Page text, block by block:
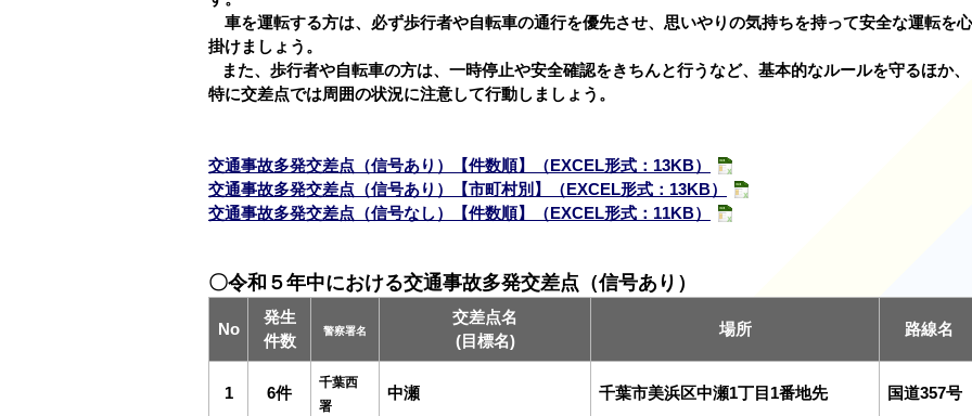
車を運転する方は、必ず歩行者や自転車の通行を優先させ、思いやりの気持ちを持って安全な運転を心
掛けましょう。
また、歩行者や自転車の方は、一時停止や安全確認をきちんと行うなど、基本的なルールを守るほか、
特に交差点では周囲の状況に注意して行動しましょう。
交通事故多発交差点（信号あり）【件数順】（EXCEL形式：13KB）
交通事故多発交差点（信号あり）【市町村別】（EXCEL形式：13KB）
交通事故多発交差点（信号なし）【件数順】（EXCEL形式：11KB）
〇令和５年中における交通事故多発交差点（信号あり）
No
発生
件数
警察署名
交差点名
(目標名)
場所 路線名
1 6件
千葉西
署
中瀬 千葉市美浜区中瀬1丁目1番地先 国道357号